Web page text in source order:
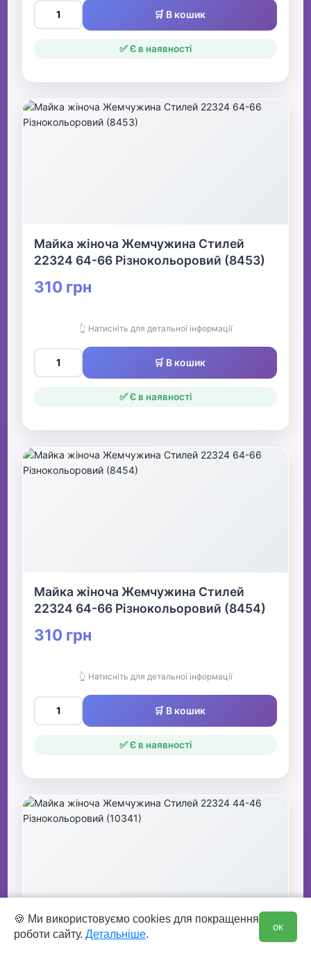
🛒 В кошик
✅ Є в наявності
Майка жіноча Жемчужина Стилей
22324 64-66 Різнокольоровий (8453)
310 грн
👆 Натисніть для детальної інформації
🛒 В кошик
✅ Є в наявності
Майка жіноча Жемчужина Стилей
22324 64-66 Різнокольоровий (8454)
310 грн
👆 Натисніть для детальної інформації
🛒 В кошик
✅ Є в наявності
Майка жіноча Жемчужина Стилей
🍪 Ми використовуємо cookies для покращення
роботи сайту. Детальніше.
ок
0